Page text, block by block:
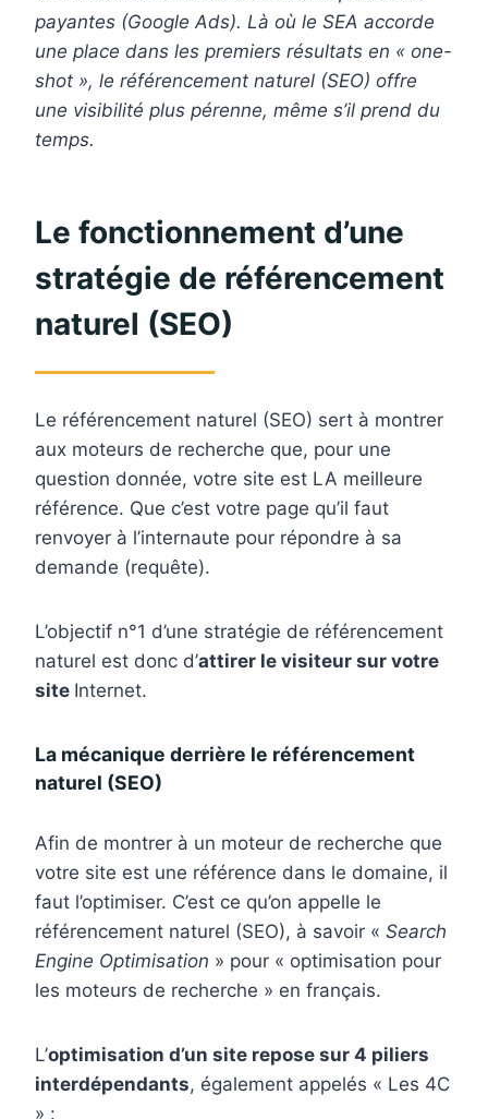
payantes (Google Ads). Là où le SEA accorde
une place dans les premiers résultats en « one-
shot », le référencement naturel (SEO) offre
une visibilité plus pérenne, même s’il prend du
temps.
Le fonctionnement d’une
stratégie de référencement
naturel (SEO)
Le référencement naturel (SEO) sert à montrer
aux moteurs de recherche que, pour une
question donnée, votre site est LA meilleure
référence. Que c’est votre page qu’il faut
renvoyer à l’internaute pour répondre à sa
demande (requête).
L’objectif n°1 d’une stratégie de référencement
naturel est donc d’attirer le visiteur sur votre
site Internet.
La mécanique derrière le référencement
naturel (SEO)
Afin de montrer à un moteur de recherche que
votre site est une référence dans le domaine, il
faut l’optimiser. C’est ce qu’on appelle le
référencement naturel (SEO), à savoir « Search
Engine Optimisation » pour « optimisation pour
les moteurs de recherche » en français.
L’optimisation d’un site repose sur 4 piliers
interdépendants, également appelés « Les 4C
» :